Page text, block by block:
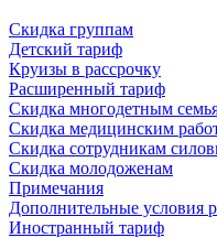
Скидка группам
Детский тариф
Круизы в рассрочку
Расширенный тариф
Скидка многодетным
Скидка медицинским
Скидка сотрудникам
Скидка молодоженам
Примечания
Дополнительные условия
Иностранный тариф